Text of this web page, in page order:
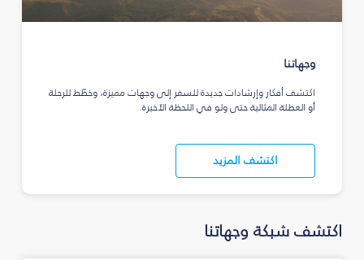
وجهاتنا
اكتشف أفكار وإرشادات جديدة للسفر إلى وجهات مميزة، وخطّط للرحلة
أو العطلة المثالية حتى ولو في اللحظة الأخيرة.
اكتشف المزيد
اكتشف شبكة وجهاتنا